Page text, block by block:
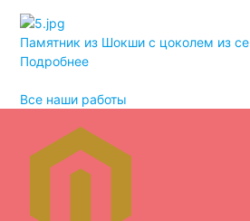
Памятник из Шокши с цоколем из
Подробнее
Все наши работы